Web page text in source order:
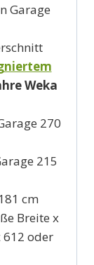
Garage
Weka
270
215
cm
Breite x
612 oder